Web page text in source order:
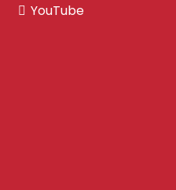
YouTube